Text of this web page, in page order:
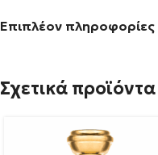
Επιπλέον πληροφορίες
Σχετικά προϊόντα